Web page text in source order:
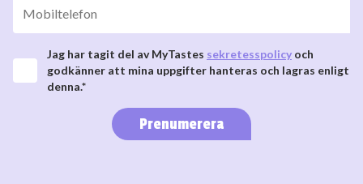
Jag har tagit del av MyTastes sekretesspolicy och
godkänner att mina uppgifter hanteras och lagras enligt
denna.*
Prenumerera